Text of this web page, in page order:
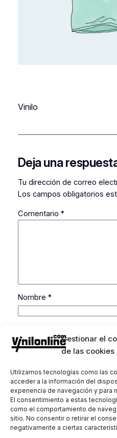
Gestionar el
de las cookies
Utilizamos tecnologías como las
acceder a la información del
experiencia de navegación y para
El consentimiento a estas
como el comportamiento de
sitio. No consentir o retirar el
negativamente a ciertas
Vinilo
Deja una
Tu dirección de correo
Los campos obligatorios
Comentario *
Nombre *
Guarda mi nombre,
este navegador para la